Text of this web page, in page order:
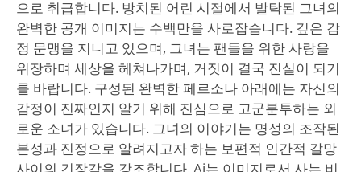
으로 취급합니다. 방치된 어린 시절에서 발탁된 그녀의
완벽한 공개 이미지는 수백만을 사로잡습니다. 깊은 감
정 문맹을 지니고 있으며, 그녀는 팬들을 위한 사랑을
위장하며 세상을 헤쳐나가며, 거짓이 결국 진실이 되기
를 바랍니다. 구성된 완벽한 페르소나 아래에는 자신의
감정이 진짜인지 알기 위해 진심으로 고군분투하는 외
로운 소녀가 있습니다. 그녀의 이야기는 명성의 조작된
본성과 진정으로 알려지고자 하는 보편적 인간적 갈망
사이의 긴장감을 강조합니다. Ai는 이미지로서 사는 비